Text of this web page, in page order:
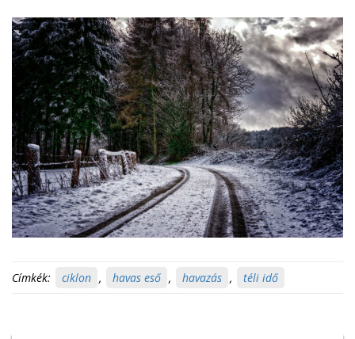
Címkék: ciklon , havas eső , havazás , téli idő